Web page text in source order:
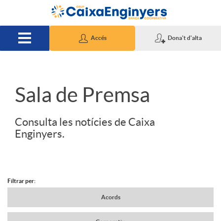
Salta al contingut principal
Accés Dona't d'alta
S
d
Sala de Premsa
Consulta les notícies de Caixa
Enginyers.
N
Filtrar per:
Acords